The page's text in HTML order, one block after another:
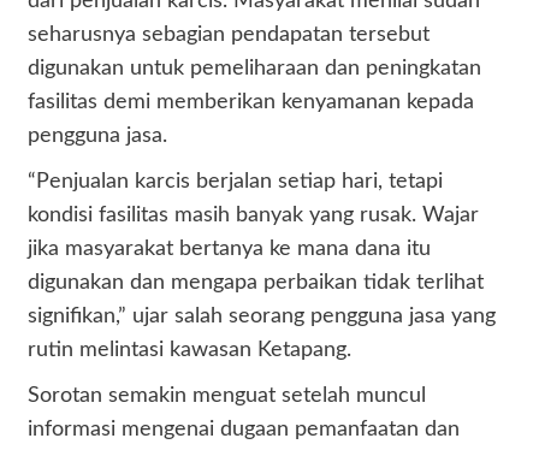
seharusnya sebagian pendapatan tersebut
digunakan untuk pemeliharaan dan peningkatan
fasilitas demi memberikan kenyamanan kepada
pengguna jasa.
“Penjualan karcis berjalan setiap hari, tetapi
kondisi fasilitas masih banyak yang rusak. Wajar
jika masyarakat bertanya ke mana dana itu
digunakan dan mengapa perbaikan tidak terlihat
signifikan,” ujar salah seorang pengguna jasa yang
rutin melintasi kawasan Ketapang.
Sorotan semakin menguat setelah muncul
informasi mengenai dugaan pemanfaatan dan